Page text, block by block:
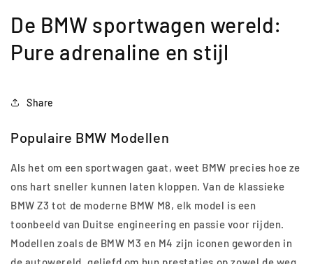
De BMW sportwagen wereld:
Pure adrenaline en stijl
Share
Populaire BMW Modellen
Als het om een sportwagen gaat, weet BMW precies hoe ze
ons hart sneller kunnen laten kloppen. Van de klassieke
BMW Z3 tot de moderne BMW M8, elk model is een
toonbeeld van Duitse engineering en passie voor rijden.
Modellen zoals de BMW M3 en M4 zijn iconen geworden in